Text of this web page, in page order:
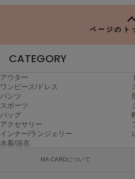
SESAME STREET MARKET
SHAKA
シャカ
Sneakers by emmi
スニーカーズ バイ エミ
Snow Peak
TO
ページのト
CATEGORY
アウター
ワンピース/ドレス
パンツ
スポーツ
バッグ
アクセサリー
インナー/ランジェリー
水着/浴衣
MA CARDについて